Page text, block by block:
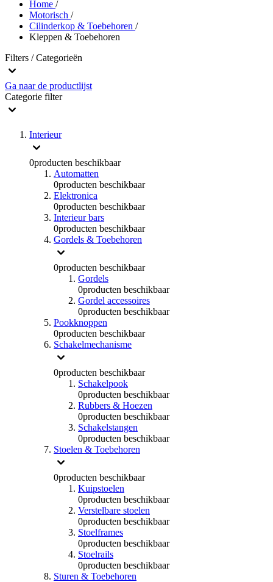
Home /
Motorisch /
Cilinderkop & Toebehoren /
Kleppen & Toebehoren
Filters / Categorieën
Ga naar de productlijst
Categorie filter
Interieur
0producten beschikbaar
Automatten
0producten beschikbaar
Elektronica
0producten beschikbaar
Interieur bars
0producten beschikbaar
Gordels & Toebehoren
0producten beschikbaar
Gordels
0producten beschikbaar
Gordel accessoires
0producten beschikbaar
Pookknoppen
0producten beschikbaar
Schakelmechanisme
0producten beschikbaar
Schakelpook
0producten beschikbaar
Rubbers & Hoezen
0producten beschikbaar
Schakelstangen
0producten beschikbaar
Stoelen & Toebehoren
0producten beschikbaar
Kuipstoelen
0producten beschikbaar
Verstelbare stoelen
0producten beschikbaar
Stoelframes
0producten beschikbaar
Stoelrails
0producten beschikbaar
Sturen & Toebehoren